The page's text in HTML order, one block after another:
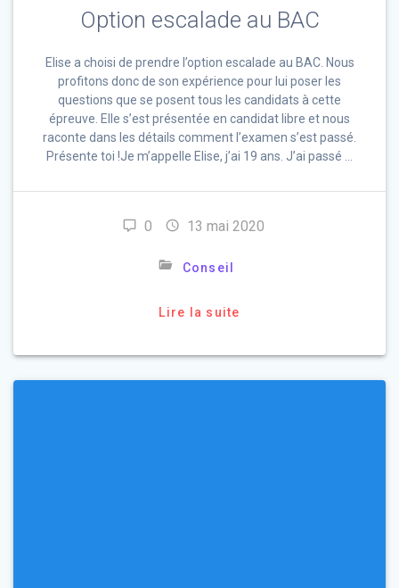
Option escalade au BAC
Elise a choisi de prendre l’option escalade au BAC. Nous
profitons donc de son expérience pour lui poser les
questions que se posent tous les candidats à cette
épreuve. Elle s’est présentée en candidat libre et nous
raconte dans les détails comment l’examen s’est passé.
Présente toi !Je m’appelle Elise, j’ai 19 ans. J’ai passé …
0 13 mai 2020
Conseil
Lire la suite